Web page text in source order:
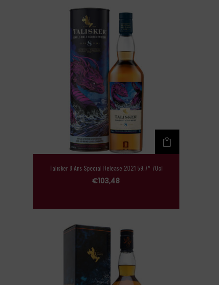
Talisker 8 Ans Special Release 2021 59.7° 70cl
€103,48